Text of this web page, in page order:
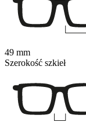
49 mm
Szerokość szkieł